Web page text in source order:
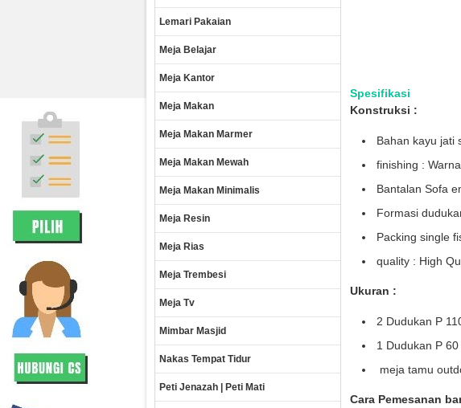
Spesifikasi
Konstruksi :
Bahan kayu jati
finishing :
Bantalan Sofa
Formasi
Packing single
quality : High
Ukuran :
2 Dudukan P
1 Dudukan P
meja tamu
Cara Pemesanan
Lemari Pakaian
Meja Belajar
Meja Kantor
Meja Makan
Meja Makan Marmer
Meja Makan Mewah
Meja Makan Minimalis
Meja Resin
Meja Rias
Meja Trembesi
Meja Tv
Mimbar Masjid
Nakas Tempat Tidur
Peti Jenazah | Peti Mati